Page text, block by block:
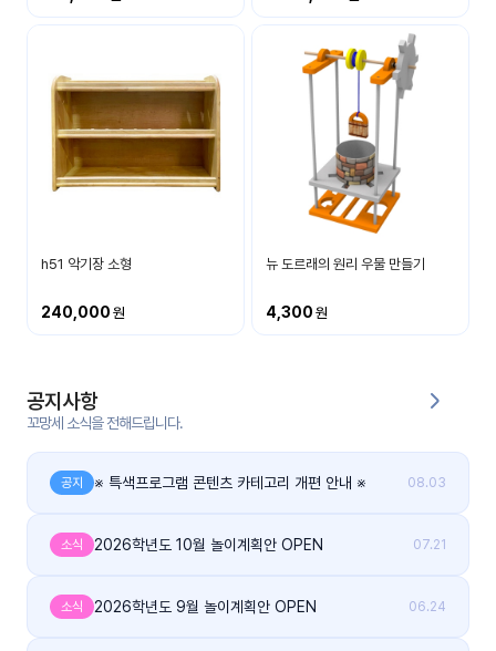
공지
사항
이벤
트
들의
후기
게시
그
h51 악기장 소형
240,000
뉴 도르래의 원리 우물 만들기
4,300
공지사항
꼬망세 소식을 전해드립니다.
공지 ※ 특색프로그램 콘텐츠 카테고리 개편 안내 ※ 08.03
소식 2026학년도 10월 놀이계획안 OPEN 07.21
소식 2026학년도 9월 놀이계획안 OPEN 06.24